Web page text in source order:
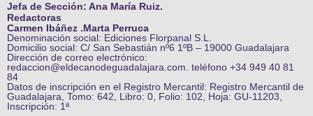
Jefa de Sección: Ana María Ruiz.
Redactoras
Carmen Ibáñez .Marta Perruca
Denominación social: Ediciones Florpanal S.L.
Domicilio social: C/ San Sebastián nº6 1ºB – 19000 Guadalajara
Dirección de correo electrónico:
redaccion@eldecanodeguadalajara.com. teléfono +34 949 40 81
84
Datos de inscripción en el Registro Mercantil: Registro Mercantil de
Guadalajara, Tomo: 642, Libro: 0, Folio: 102, Hoja: GU-11203,
Inscripción: 1ª